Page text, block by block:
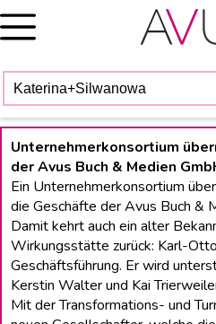
Skip
to
Unternehmerkonsortium
der Avus Buch & Medien
Ein Unternehmerkonsortium
die Geschäfte der Avus Buch &
Damit kehrt auch ein alter
Wirkungsstätte zurück: Karl-
Geschäftsführung. Er wird
Kerstin Walter und Kai
Mit der Transformations- und